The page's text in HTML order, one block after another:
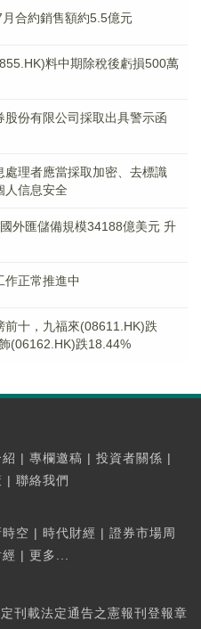
合約銷售額約5.5億元
料中期除稅後虧損500萬
份有限公司採取出具警示函
處理者應當採取加密、去標識
人信息安全
外匯儲備規模34188億美元 升
作正常推進中
前十，九福來(08611.HK)跌
(06162.HK)跌18.44%
| 專欄邀稿 | 投資者關係 |
| 聯絡我們
時空 | 時代財經 | 證券市場周
| 更多...
刊載法定通告之憲報刊登報章